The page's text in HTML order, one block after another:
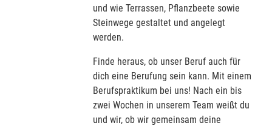
und wie Terrassen, Pflanzbeete sowie
Steinwege gestaltet und angelegt
werden.
Finde heraus, ob unser Beruf auch für
dich eine Berufung sein kann. Mit einem
Berufspraktikum bei uns! Nach ein bis
zwei Wochen in unserem Team weißt du
und wir, ob wir gemeinsam deine